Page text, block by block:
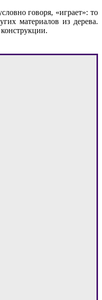
говоря, «играет»: то
материалов из дерева.